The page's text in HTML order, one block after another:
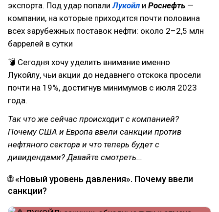
экспорта. Под удар попалиЛукойл и Роснефть —
компании, на которые приходится почти половина
всех зарубежных поставок нефти: около 2–2,5 млн
баррелей в сутки
💣 Сегодня хочу уделить внимание именно
Лукойлу, чьи акции до недавнего отскока просели
почти на 19%, достигнув минимумов с июля 2023
года.
Так что же сейчас происходит с компанией?
Почему США и Европа ввели санкции против
нефтяного сектора и что теперь будет с
дивидендами? Давайте смотреть...
🌐 «Новый уровень давления». Почему ввели
санкции?